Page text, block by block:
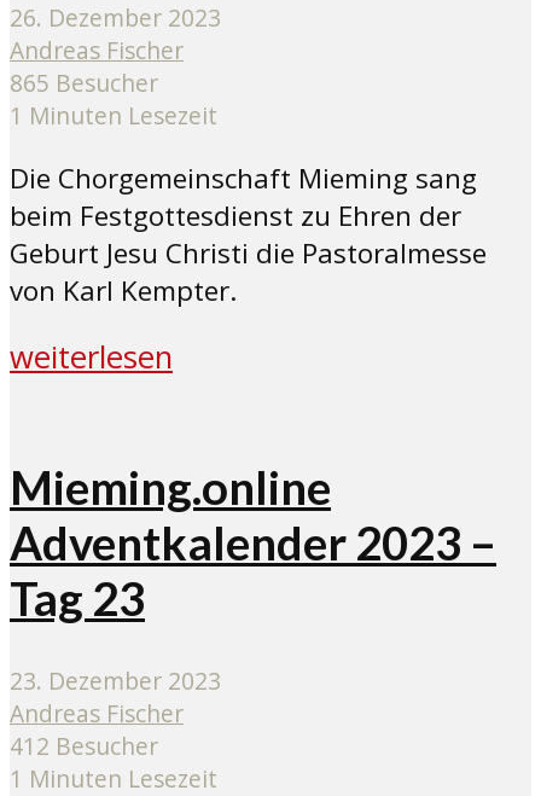
26. Dezember 2023
Andreas Fischer
865 Besucher
1 Minuten Lesezeit
Die Chorgemeinschaft Mieming sang
beim Festgottesdienst zu Ehren der
Geburt Jesu Christi die Pastoralmesse
von Karl Kempter.
weiterlesen
Mieming.online
Adventkalender 2023 –
Tag 23
23. Dezember 2023
Andreas Fischer
412 Besucher
1 Minuten Lesezeit